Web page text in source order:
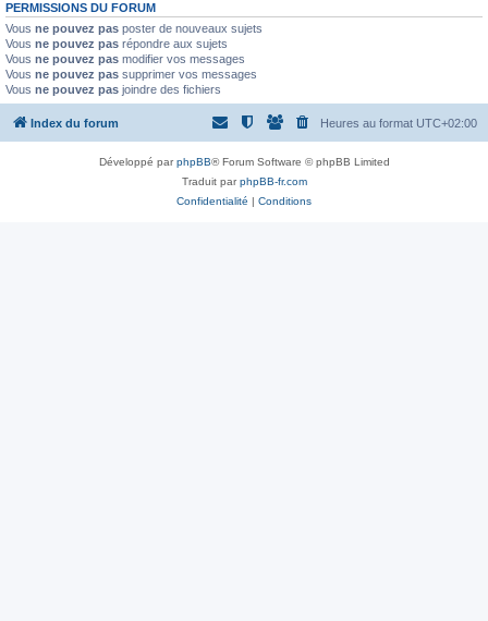
PERMISSIONS DU FORUM
Vous ne pouvez pas poster de nouveaux sujets
Vous ne pouvez pas répondre aux sujets
Vous ne pouvez pas modifier vos messages
Vous ne pouvez pas supprimer vos messages
Vous ne pouvez pas joindre des fichiers
Index du forum Heures au format UTC+02:00
Développé parphpBB® Forum Software © phpBB Limited
Traduit parphpBB-fr.com
Confidentialité | Conditions